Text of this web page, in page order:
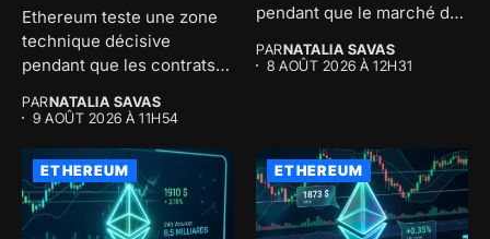
Ethereum teste une zone
technique décisive
pendant que les contrats
PARNATALIA SAVAS
9 AOÛT 2026 À 11H54
pendant que le marché des
PARNATALIA SAVAS
8 AOÛT 2026 À 12H31
ETHEREUM ETHEREUM